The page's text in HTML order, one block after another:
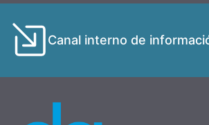
Canal interno de